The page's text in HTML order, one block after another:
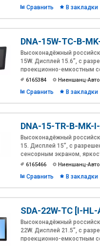
Сравнить В закладки
DNA-15W-TC-B-
Высоконадёжный
15W. Дисплей 15.6”, с
проекционно-емкостным
м2 и антибликовым
комплекте с адаптером
60°C. Интерфейсы: VGA,
6165384 Ниеншанц-
Сравнить В закладки
DNA-15-TR-B-MK-
Высоконадёжный
15. Дисплей 15”, с
сенсорным экраном,
покрытием. Лицевая
адаптером 230В AC.
Интерфейсы: VGA, DVI-D,
6165466 Ниеншанц-
Сравнить В закладки
SDA-22W-TC [I-
Высоконадёжный
22W. Дисплей 21.5”, с
проекционно-емкостным